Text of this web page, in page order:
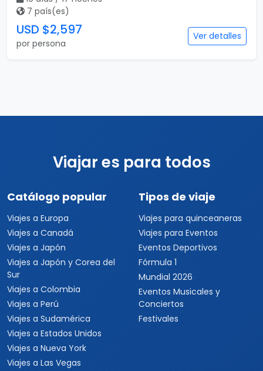
7 país(es)
USD $2,597
por persona
Ver detalles
Viajar es para todos
Catálogo popular
Viajes a Europa
Viajes a Canadá
Viajes a Japón
Viajes a Japón y Corea del
Sur
Viajes a Colombia
Viajes a Perú
Viajes a Sudamérica
Viajes a Estados Unidos
Viajes a Nueva York
Viajes a Las Vegas
Tipos de viaje
Viajes para quinceaneras
Viajes para Eventos
Eventos Deportivos
Fórmula 1
Mundial 2026
Eventos Musicales y
Conciertos
Festivales